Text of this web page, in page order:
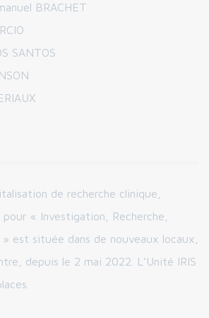
BRACHET
SANTOS
de recherche clinique,
« Investigation, Recherche,
est située dans de nouveaux locaux,
depuis le 2 mai 2022. L’Unité IRIS